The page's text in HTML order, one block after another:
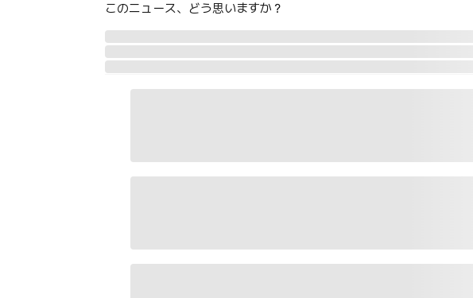
このニュース、どう思いますか？